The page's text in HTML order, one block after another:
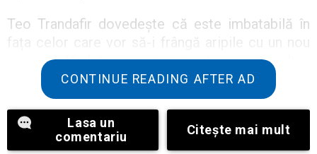
Teo Trandafir dovedește că este imbatabilă în
proiect. Vedeta s-a comparat cu un vultur,
spunând că acesta nu poate fi doborât.
Ea este entuziasmată de actualul ei proiect și a
acceptat o colaborare la radio.
CONTINUE READING AFTER AD
Lasa un
comentariu
Citeşte mai mult